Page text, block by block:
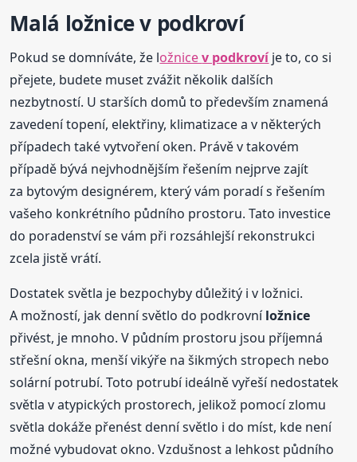
Malá ložnicev podkroví
Pokud se domníváte, že ložnicev podkrovíje to, co si
přejete, budete muset zvážit několik dalších
nezbytností. U starších domů to především znamená
zavedení topení, elektřiny, klimatizace a v některých
případech také vytvoření oken. Právě v takovém
případě bývá nejvhodnějším řešením nejprve zajít
za bytovým designérem, který vám poradí s řešením
vašeho konkrétního půdního prostoru. Tato investice
do poradenství se vám při rozsáhlejší rekonstrukci
zcela jistě vrátí.
Dostatek světla je bezpochyby důležitý i v ložnici.
A možností, jak denní světlo do podkrovníložnice
přivést, je mnoho. V půdním prostoru jsou příjemná
střešní okna, menší vikýře na šikmých stropech nebo
solární potrubí. Toto potrubí ideálně vyřeší nedostatek
světla v atypických prostorech, jelikož pomocí zlomu
světla dokáže přenést denní světlo i do míst, kde není
možné vybudovat okno. Vzdušnost a lehkost půdního